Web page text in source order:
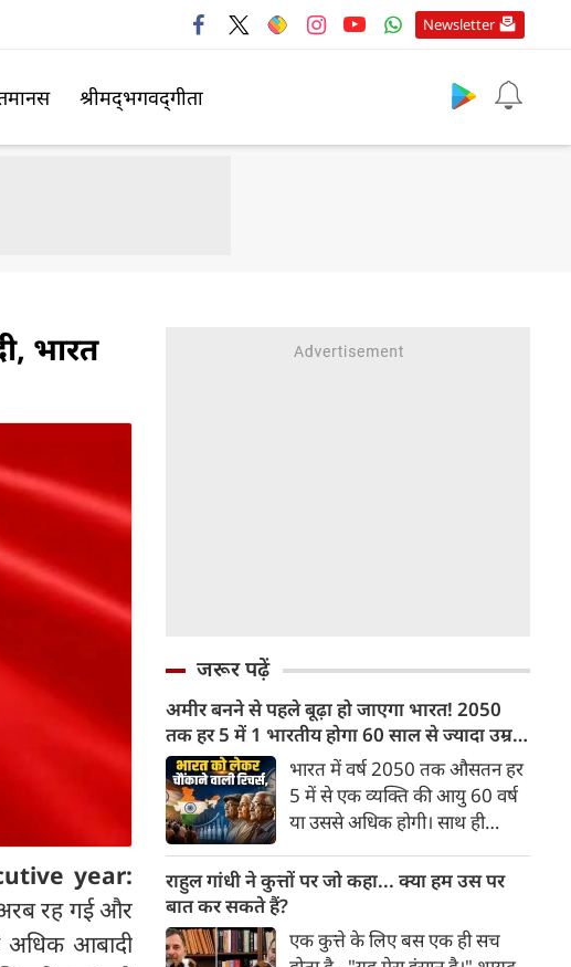
Newsletter
श्रीमद्‍भगवद्‍गीता
भारत
year:
रह गई और
अधिक आबादी
जरूर पढ़ें
अमीर बनने से पहले बूढ़ा हो जाएगा भारत! 2050
तक हर 5 में 1 भारतीय होगा 60 साल से ज्यादा उम्र
का
भारत में वर्ष 2050 तक औसतन हर
5 में से एक व्यक्ति की आयु 60 वर्ष
या उससे अधिक होगी। साथ ही
भारत में रहेंगे। ‘ट्रांसफॉर्म रूरल
अनुसार भारत विकसित देशों के
विपरीत समृद्ध बनने से पहले ही वृद्ध
राहुल गांधी ने कुत्तों पर जो कहा... क्या हम उस पर
बात कर सकते हैं?
एक कुत्ते के लिए बस एक ही सच